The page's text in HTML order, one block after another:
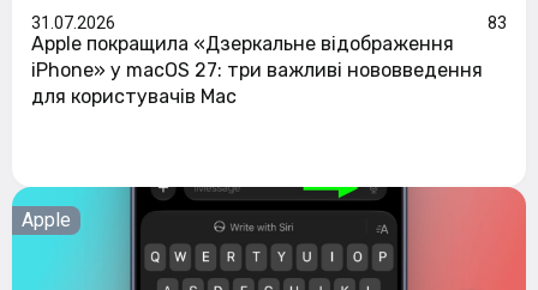
31.07.2026 83
Apple покращила «Дзеркальне відображення
iPhone» у macOS 27: три важливі нововведення
для користувачів Mac
Apple